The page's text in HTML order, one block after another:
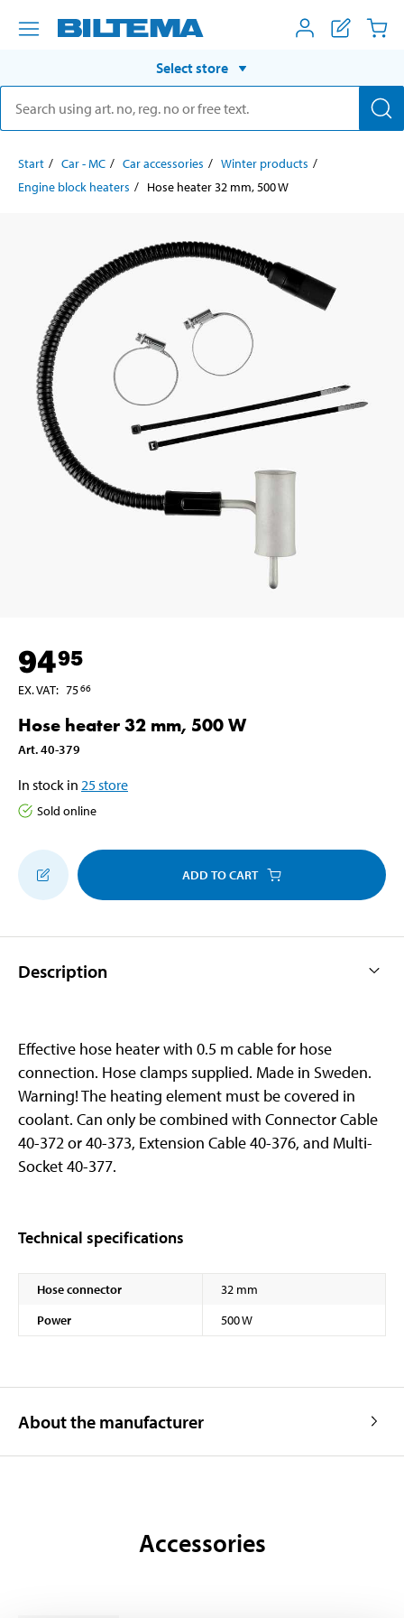
Select store
Start Car - MC Car accessories
Winter products
Engine block heaters
Hose heater 32 mm, 500 W
9495
EX. VAT: 7566
Hose heater 32 mm, 500 W
Art.40-379
In stock in 25store
Sold online
ADD TO CART
Description
Effective hose heater with 0.5 m cable for hose
connection. Hose clamps supplied. Made in Sweden.
Warning! The heating element must be covered in
coolant. Can only be combined with Connector Cable
40-372 or 40-373, Extension Cable 40-376, and Multi-
Socket 40-377.
Technical specifications
Hose connector
32 mm
Power
500 W
About the manufacturer
Accessories